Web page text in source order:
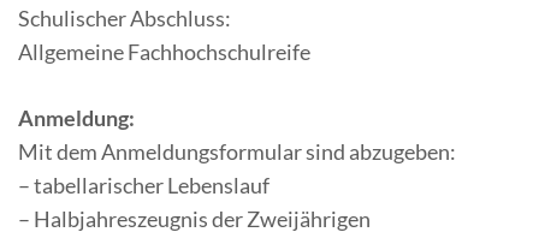
Schulischer Abschluss:
Allgemeine Fachhochschulreife
Anmeldung:
Mit dem Anmeldungsformular sind abzugeben:
– tabellarischer Lebenslauf
– Halbjahreszeugnis der Zweijährigen